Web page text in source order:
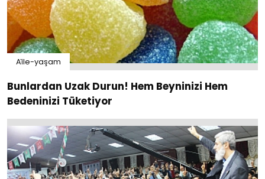
Ai̇le-yaşam
Bunlardan Uzak Durun! Hem Beyninizi Hem
Bedeninizi Tüketiyor